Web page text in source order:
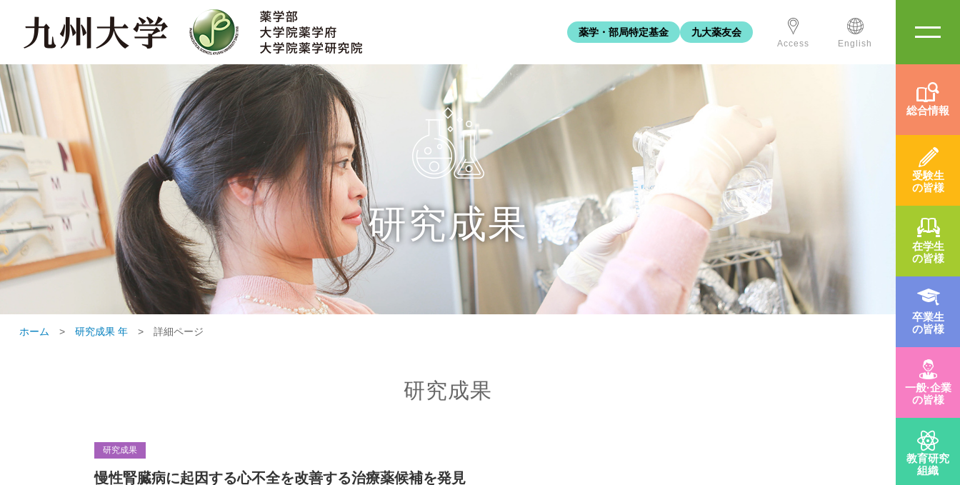
総合情報
受験生
の皆様
在学生
の皆様
卒業生
の皆様
一般·企業
の皆様
教育研究
組織
薬学・部局特定基金 九大薬友会
Access English
研究成果
ホーム > 研究成果 年 > 詳細ページ
研究成果
研究成果
慢性腎臓病に起因する心不全を改善する治療薬候補を発見